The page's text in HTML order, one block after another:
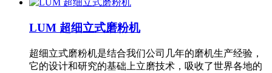
LUM 超细立式磨粉机
超细立式磨粉机是结合我们公司几年的磨机生产经验，
它的设计和研究的基础上立磨技术，吸收了世界各地的